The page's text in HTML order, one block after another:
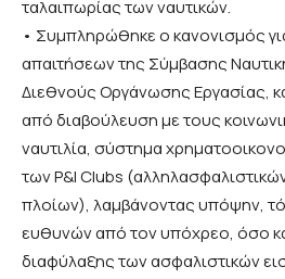
ταλαιπωρίας των ναυτικών.
• Συμπληρώθηκε ο κανονισμός
απαιτήσεων της Σύμβασης
Διεθνούς Οργάνωσης Εργασίας,
από διαβούλευση με τους
ναυτιλία, σύστημα
των P&I Clubs
πλοίων), λαμβάνοντας υπόψην,
ευθυνών από τον υπόχρεο, όσο
διαφύλαξης των ασφαλιστικών